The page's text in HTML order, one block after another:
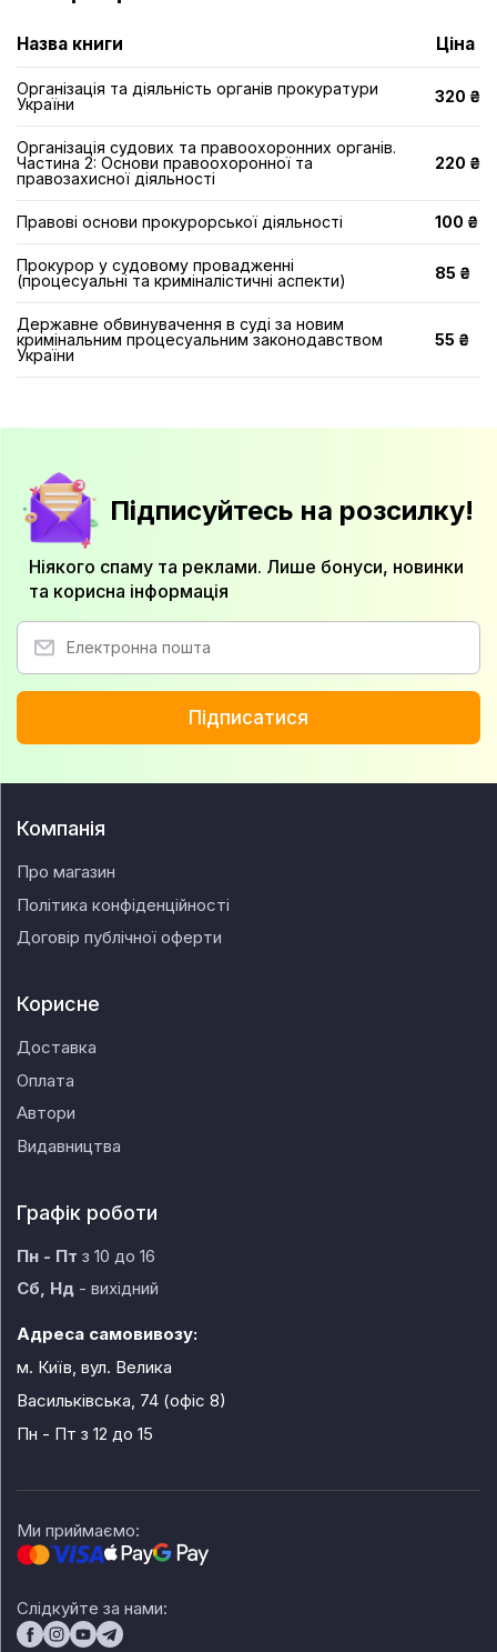
Назва книги Ціна
Організація та діяльність органів прокуратури
України
320 ₴
Організація судових та правоохоронних органів.
Частина 2: Основи правоохоронної та
правозахисної діяльності
220 ₴
Правові основи прокурорської діяльності 100 ₴
Прокурор у судовому провадженні
(процесуальні та криміналістичні аспекти)
85 ₴
Державне обвинувачення в суді за новим
кримінальним процесуальним законодавством
України
55 ₴
Підписуйтесь на розсилку!
Ніякого спаму та реклами. Лише бонуси, новинки
та корисна інформація
Підписатися
Компанія
Про магазин
Політика конфіденційності
Договір публічної оферти
Корисне
Доставка
Оплата
Автори
Видавництва
Графік роботи
Пн - Пт з 10 до 16
Сб, Нд - вихідний
Адреса самовивозу:
м. Київ, вул. Велика
Васильківська, 74 (офіс 8)
Пн - Пт з 12 до 15
Ми приймаємо:
Слідкуйте за нами: